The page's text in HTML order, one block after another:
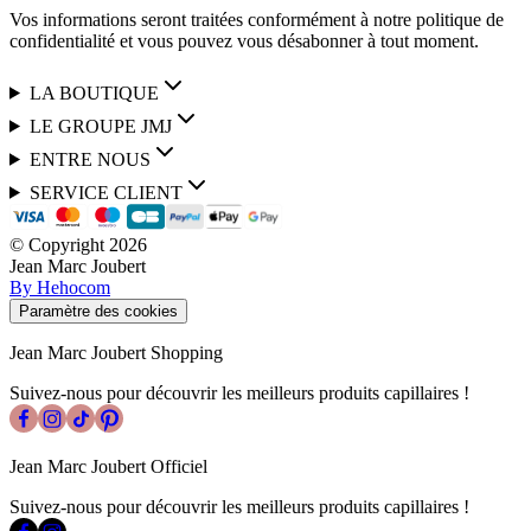
Vos informations seront traitées conformément à notre politique de
confidentialité et vous pouvez vous désabonner à tout moment.
LA BOUTIQUE
LE GROUPE JMJ
ENTRE NOUS
SERVICE CLIENT
© Copyright 2026
Jean Marc Joubert
By Hehocom
Paramètre des cookies
Jean Marc Joubert Shopping
Suivez-nous pour découvrir les meilleurs produits capillaires !
Jean Marc Joubert Officiel
Suivez-nous pour découvrir les meilleurs produits capillaires !